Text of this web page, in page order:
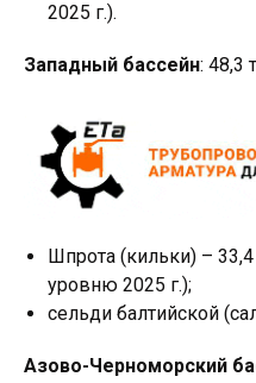
2025 г.).
Западный бассейн: 48,3
Шпрота (кильки) –
уровню 2025 г.);
сельди балтийской
Азово-Черноморский